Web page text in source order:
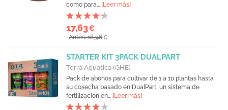
como para... [Leer más]
17,63€
Antes: 18,96€
STARTER KIT 3PACK DUALPART
Terra Aquatica (GHE)
Pack de abonos para cultivar de 1 a 10 plantas hasta
su cosecha basado en DualPart, un sistema de
fertilización en... [Leer más]